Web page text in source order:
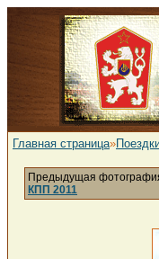
Главная страница»
Предыдущая
КПП 2011